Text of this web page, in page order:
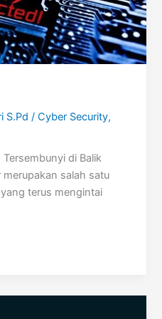
S.Pd /Cyber Security,
di Balik
salah satu
terus mengintai